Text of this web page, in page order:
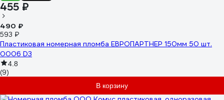
455 ₽
490 ₽
593 ₽
Пластиковая номерная пломба ЕВРОПАРТНЕР 150мм 50 шт.
0006 D3
4.8
(9)
В корзину